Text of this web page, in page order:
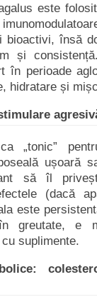
este
bioactivi, însă
și
în perioade
hidratare și
„tonic”
ușoară
să îl
(dacă
este
în greutate, e
suplimente.